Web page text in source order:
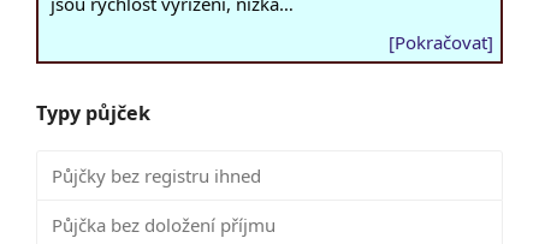
[Pokračovat]
Typy půjček
Půjčky bez registru ihned
Půjčka bez doložení příjmu